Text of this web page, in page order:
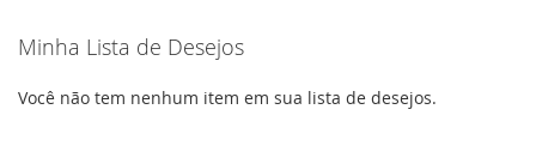
Minha Lista de Desejos
Você não tem nenhum item em sua lista de desejos.